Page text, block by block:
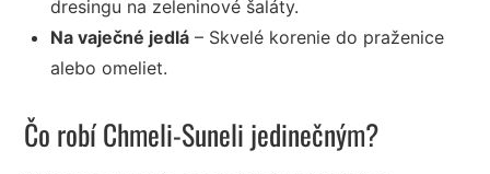
dresingu na zeleninové šaláty.
Na vaječné jedlá – Skvelé korenie do praženice
alebo omeliet.
Čo robí Chmeli-Suneli jedinečným?